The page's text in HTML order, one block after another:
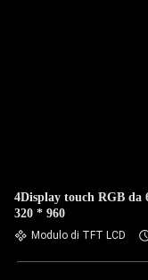
4Display touch RGB da
320 * 960
Modulo di TFT LCD